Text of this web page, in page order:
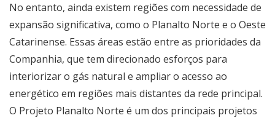
No entanto, ainda existem regiões com necessidade de
expansão significativa, como o Planalto Norte e o Oeste
Catarinense. Essas áreas estão entre as prioridades da
Companhia, que tem direcionado esforços para
interiorizar o gás natural e ampliar o acesso ao
energético em regiões mais distantes da rede principal.
O Projeto Planalto Norte é um dos principais projetos